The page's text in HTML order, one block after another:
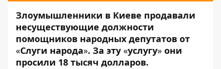
Злоумышленники в Киеве продавали
несуществующие должности
помощников народных депутатов от
«Слуги народа». За эту «услугу» они
просили 18 тысяч долларов.